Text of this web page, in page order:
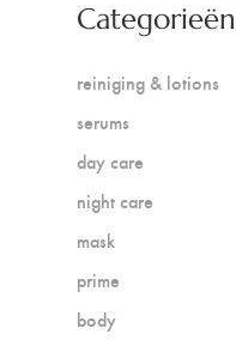
Categorieën
reiniging & lotions
serums
day care
night care
mask
prime
body